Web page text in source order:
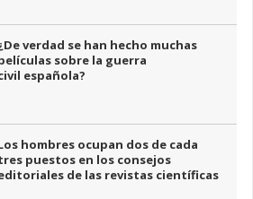
verdad se han hecho muchas
sobre la guerra
española?
hombres ocupan dos de cada
puestos en los consejos
de las revistas científicas